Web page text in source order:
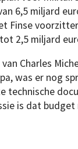
6,5 miljard
Finse
2,5 miljard
Charles
was er nog
technische
is dat